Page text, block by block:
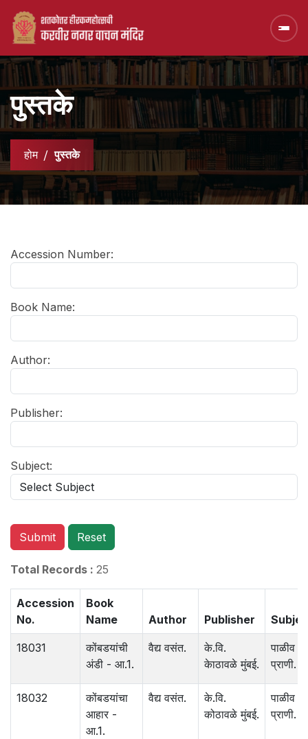
पुस्तके
होम पुस्तके
Accession Number:
Book Name:
Author:
Publisher:
Subject:
Submit Reset
Total Records : 25
Accession
No.
Book
Name
Author Publisher
18031
कोंबडयांची
अंडी - आ.1.
वैद्य वसंत.
के.वि.
केाठावळे मुंबई.
पाळीव
प्राणी.
18032
कोंबडयांचा
आहार -
आ.1.
वैद्य वसंत.
के.वि.
कोठावळे मुंबई.
पाळीव
प्राणी.